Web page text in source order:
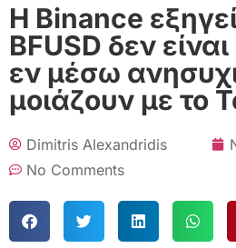
Η Binance εξηγεί
BFUSD δεν
εν μέσω
μοιάζουν με το
Dimitris Alexandridis
No Comments